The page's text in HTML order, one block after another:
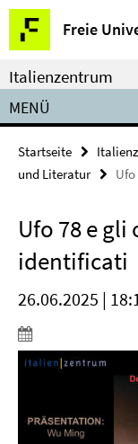
Springe
direkt
zu
Inhalt
Freie
Service-
Navigation
Italienzentrum
MENÜ
Startseite
und Literatur
Ufo 78 e
identificati
26.06.2025 |